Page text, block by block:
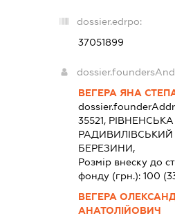
dossier.edrpo:
37051899
ВЕГЕРА ЯНА
35521,
РАДИВИЛIВСЬКИЙ
БЕРЕЗИНИ,
Розмір внеску до
фонду (грн.):100
ВЕГЕРА
АНАТОЛІЙОВИЧ